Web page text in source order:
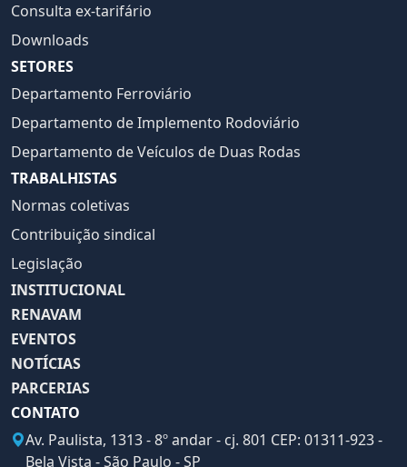
Consulta ex-tarifário
Downloads
SETORES
Departamento Ferroviário
Departamento de Implemento Rodoviário
Departamento de Veículos de Duas Rodas
TRABALHISTAS
Normas coletivas
Contribuição sindical
Legislação
INSTITUCIONAL
RENAVAM
EVENTOS
NOTÍCIAS
PARCERIAS
CONTATO
Av. Paulista, 1313 - 8º andar - cj. 801 CEP: 01311-923 -
Bela Vista - São Paulo - SP